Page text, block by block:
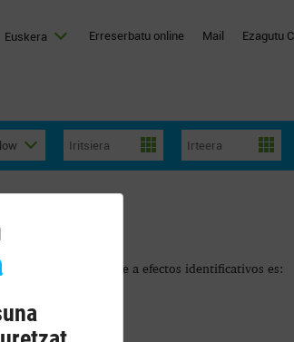
Euskera Erreserbatu online Mail
Ezagutu
cuyo responsable a efectos identificativos es: